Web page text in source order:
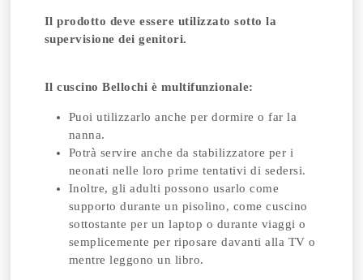
Il prodotto deve essere utilizzato sotto la
supervisione dei genitori.
Il cuscino Bellochi è multifunzionale:
Puoi utilizzarlo anche per dormire o far la
nanna.
Potrà servire anche da stabilizzatore per i
neonati nelle loro prime tentativi di sedersi.
Inoltre, gli adulti possono usarlo come
supporto durante un pisolino, come cuscino
sottostante per un laptop o durante viaggi o
semplicemente per riposare davanti alla TV o
mentre leggono un libro.